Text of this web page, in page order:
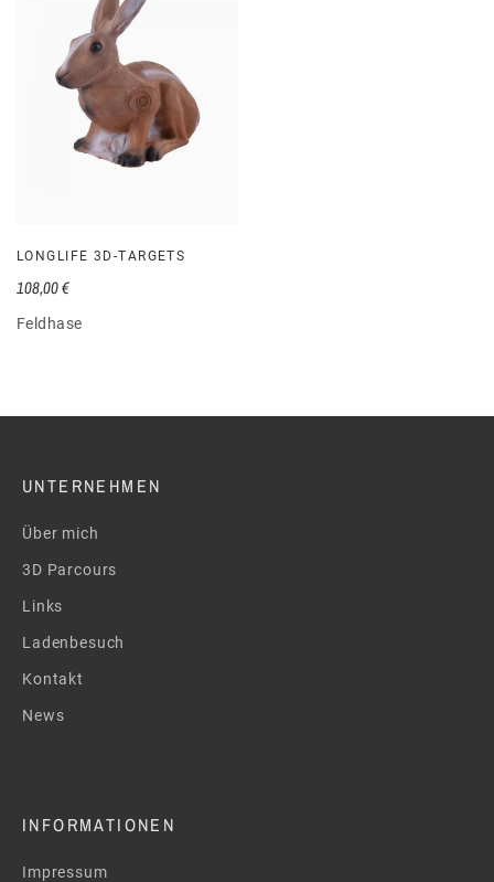
LONGLIFE 3D-TARGETS
Feldhase
108,00 €
UNTERNEHMEN
Über mich
3D Parcours
Links
Ladenbesuch
Kontakt
News
INFORMATIONEN
Impressum